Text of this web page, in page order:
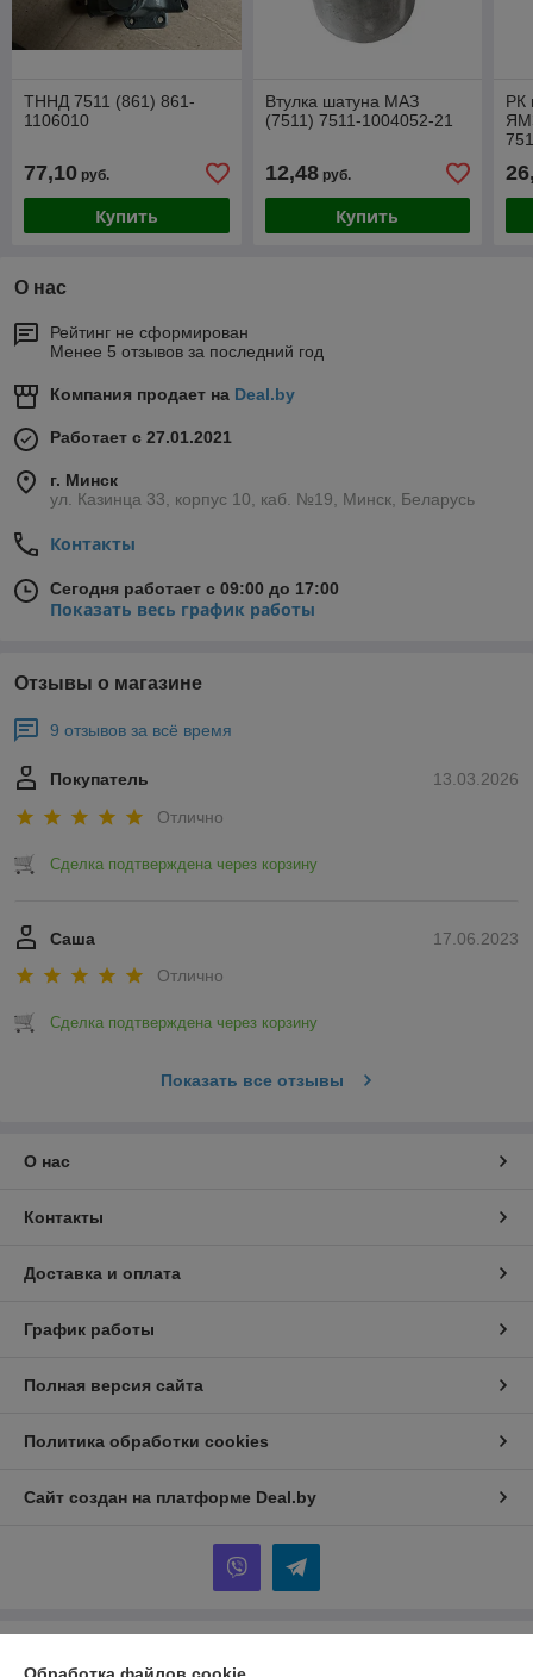
ТННД 7511 (861) 861-
1106010
77,10 руб.
Купить
Втулка шатуна МАЗ
(7511) 7511-1004052-21
12,48руб.
Купить
РК
О нас
Рейтинг не сформирован
Менее 5 отзывов за последний год
Компания продает на Deal.by
Работает с 27.01.2021
г. Минск
ул. Казинца 33, корпус 10, каб. №19, Минск, Беларусь
Контакты
Сегодня работает с 09:00 до 17:00
Показать весь график работы
Отзывы о магазине
9 отзывов за всё время
13.03.2026
Покупатель
Отлично
Сделка подтверждена через корзину
17.06.2023
Саша
Отлично
Сделка подтверждена через корзину
Показать все отзывы
О нас
Контакты
Доставка и оплата
График работы
Полная версия сайта
Политика обработки cookies
Сайт создан на платформе Deal.by